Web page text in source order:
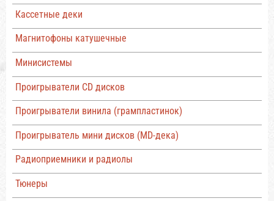
Кассетные деки
Магнитофоны катушечные
Минисистемы
Проигрыватели CD дисков
Проигрыватели винила (грампластинок)
Проигрыватель мини дисков (MD-дека)
Радиоприемники и радиолы
Тюнеры